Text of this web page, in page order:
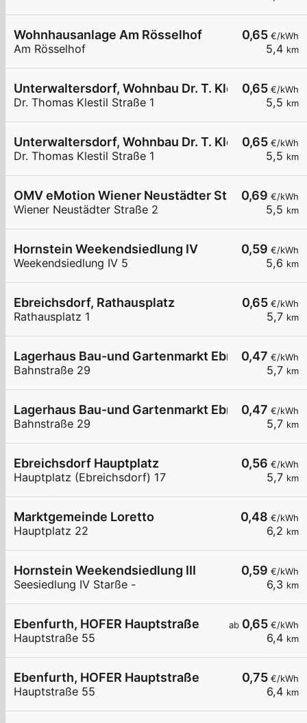
0,65 €/kWh
5,4 km
Wohnhausanlage Am Rösselhof
Am Rösselhof
0,65 €/kWh
5,5 km
Unterwaltersdorf, Wohnbau Dr. T. Klestil. Str.
Dr. Thomas Klestil Straße 1
0,65 €/kWh
5,5 km
Unterwaltersdorf, Wohnbau Dr. T. Klestil. Str.
Dr. Thomas Klestil Straße 1
0,69 €/kWh
5,5 km
OMV eMotion Wiener Neustädter Straße 2
Wiener Neustädter Straße 2
0,59 €/kWh
5,6 km
Hornstein Weekendsiedlung IV
Weekendsiedlung IV 5
0,65 €/kWh
5,7 km
Ebreichsdorf, Rathausplatz
Rathausplatz 1
0,47 €/kWh
5,7 km
Lagerhaus Bau-und Gartenmarkt Ebreichsdorf
Bahnstraße 29
0,47 €/kWh
5,7 km
Lagerhaus Bau-und Gartenmarkt Ebreichsdorf
Bahnstraße 29
0,56 €/kWh
5,7 km
Ebreichsdorf Hauptplatz
Hauptplatz (Ebreichsdorf) 17
0,48 €/kWh
6,2 km
Marktgemeinde Loretto
Hauptplatz 22
0,59 €/kWh
6,3 km
Hornstein Weekendsiedlung III
Seesiedlung IV Starße -
ab 0,65 €/kWh
6,4 km
Ebenfurth, HOFER Hauptstraße
Hauptstraße 55
0,75 €/kWh
6,4 km
Ebenfurth, HOFER Hauptstraße
Hauptstraße 55